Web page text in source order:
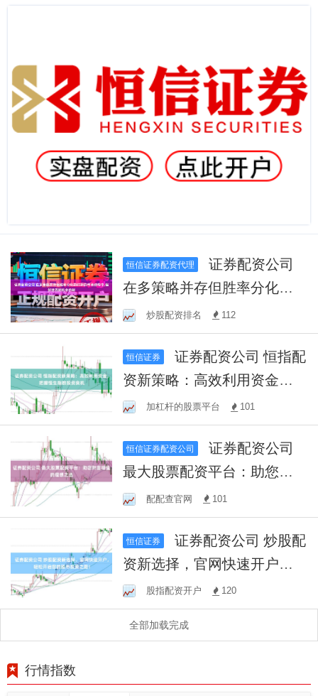
恒信证券配资代理
证券配资公司
在多策略并存但胜率分化的
时期的市场结构中,偏好逆周
期机会的耐
炒股配资排名 112
恒信证券
证券配资公司 恒指配
资新策略：高效利用资金，
把握恒生指数投资良机
加杠杆的股票平台 101
恒信证券配资公司
证券配资公司
最大股票配资平台：助您财
富增值的理想之选
配配查官网 101
恒信证券
证券配资公司 炒股配
资新选择，官网快速开户，
轻松开启您的股市投资之
路！
股指配资开户 120
全部加载完成
行情指数